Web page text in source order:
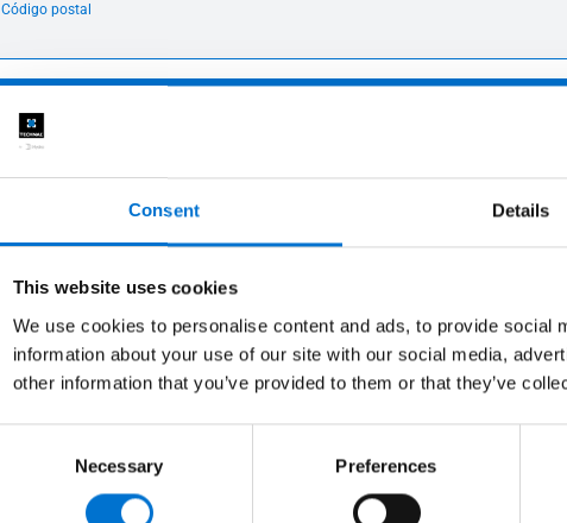
Consent Details
This website uses cookies
We use cookies to personalise content and ads, to provide social
information about your use of our site with our social media,
other information that you’ve provided to them or that they’ve
Necessary Preferences
Código postal
Seguinte
Ao seu lado